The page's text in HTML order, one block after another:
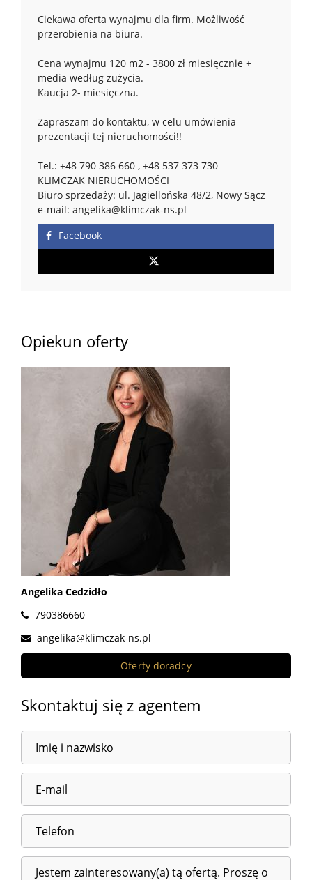
Ciekawa oferta wynajmu dla firm. Możliwość
przerobienia na biura.
Cena wynajmu 120 m2 - 3800 zł miesięcznie +
media według zużycia.
Kaucja 2- miesięczna.
Zapraszam do kontaktu, w celu umówienia
prezentacji tej nieruchomości!!
Tel.: +48 790 386 660 , +48 537 373 730
KLIMCZAK NIERUCHOMOŚCI
Biuro sprzedaży: ul. Jagiellońska 48/2, Nowy Sącz
e-mail: angelika@klimczak-ns.pl
Facebook
Opiekun oferty
Angelika Cedzidło
790386660
angelika@klimczak-ns.pl
Oferty doradcy
Skontaktuj się z agentem